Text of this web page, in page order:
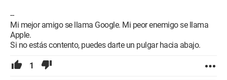
--
Mi mejor amigo se llama Google. Mi peor enemigo se llama
Apple.
Si no estás contento, puedes darte un pulgar hacia abajo.
1